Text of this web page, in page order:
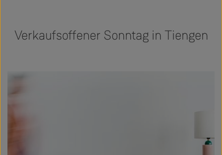
Verkaufsoffener Sonntag in Tiengen